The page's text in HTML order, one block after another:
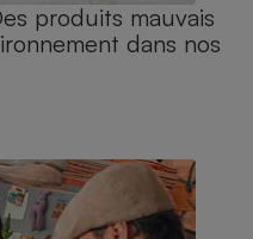
produits mauvais
dans nos